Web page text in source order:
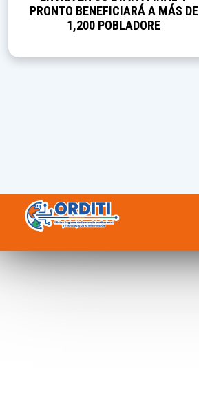
PRONTO BENEFICIARÁ A MÁS DE
1,200 POBLADORE